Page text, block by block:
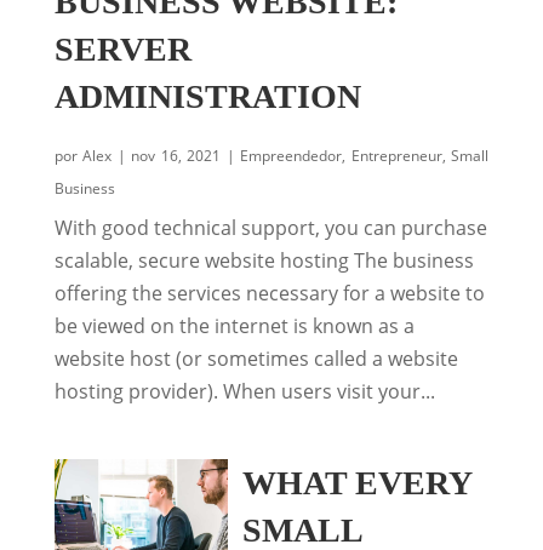
SERVER
ADMINISTRATION
porAlex | nov 16, 2021 | Empreendedor, Entrepreneur,Small
Business
With good technical support, you can purchase
scalable, secure website hosting The business
offering the services necessary for a website to
be viewed on the internet is known as a
website host (or sometimes called a website
hosting provider). When users visit your...
WHAT EVERY
SMALL